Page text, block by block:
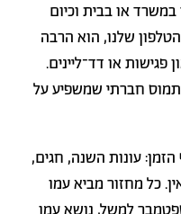
או בבית וכיום
שלנו, הוא הרבה
פגישות או דד־ליינים.
חברתי שמשפיע על
עונות השנה, חגים,
כל מחזור מביא עמו